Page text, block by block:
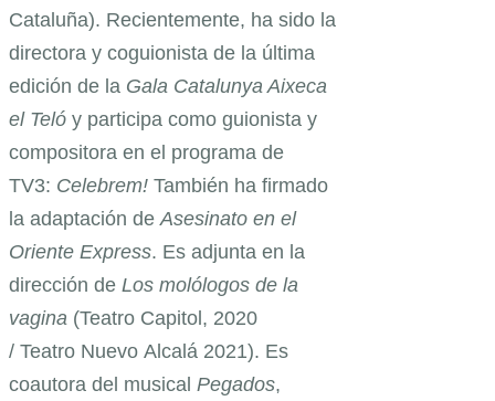
Cataluña). Recientemente, ha sido la
directora y coguionista de la última
edición de la Gala Catalunya Aixeca
el Teló y participa como guionista y
compositora en el programa de
TV3: Celebrem! También ha firmado
la adaptación deAsesinato en el
Oriente Express. Es adjunta en la
dirección de Los molólogos de la
vagina (Teatro Capitol, 2020
/ Teatro Nuevo Alcalá 2021). Es
coautora del musical Pegados,